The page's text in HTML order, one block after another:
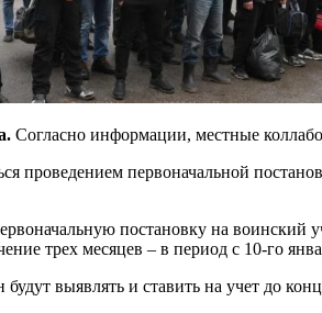
Согласно информации, местные
проведением первоначальной
постановку на воинский
трех месяцев – в период с 10-го
выявлять и ставить на учет до